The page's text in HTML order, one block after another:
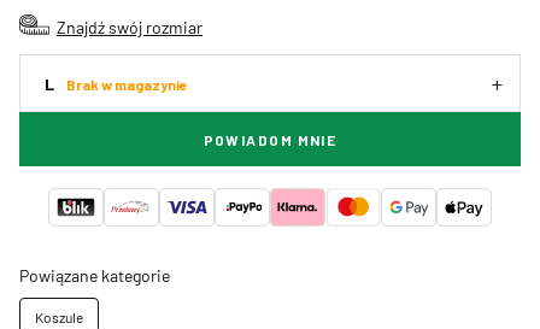
Znajdź swój rozmiar
L Brak w magazynie
POWIADOM MNIE
Powiązane kategorie
Koszule